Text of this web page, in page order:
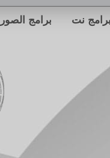
برامج نت برامج الصور